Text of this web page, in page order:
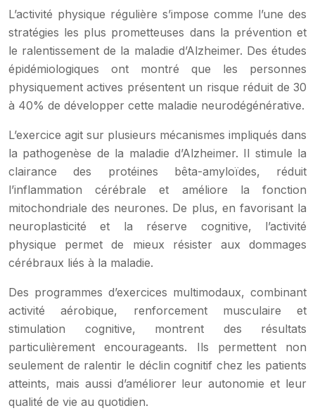
L’activité physique régulière s’impose comme l’une des
stratégies les plus prometteuses dans la prévention et
le ralentissement de la maladie d’Alzheimer. Des études
épidémiologiques ont montré que les personnes
physiquement actives présentent un risque réduit de 30
à 40% de développer cette maladie neurodégénérative.
L’exercice agit sur plusieurs mécanismes impliqués dans
la pathogenèse de la maladie d’Alzheimer. Il stimule la
clairance des protéines bêta-amyloïdes, réduit
l’inflammation cérébrale et améliore la fonction
mitochondriale des neurones. De plus, en favorisant la
neuroplasticité et la réserve cognitive, l’activité
physique permet de mieux résister aux dommages
cérébraux liés à la maladie.
Des programmes d’exercices multimodaux, combinant
activité aérobique, renforcement musculaire et
stimulation cognitive, montrent des résultats
particulièrement encourageants. Ils permettent non
seulement de ralentir le déclin cognitif chez les patients
atteints, mais aussi d’améliorer leur autonomie et leur
qualité de vie au quotidien.